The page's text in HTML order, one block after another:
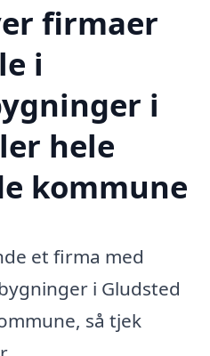
firmaer
i
i
hele
kommune
et firma med
i Gludsted
så tjek